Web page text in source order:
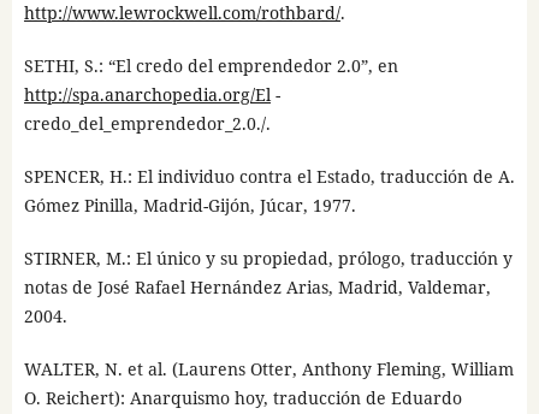
http://www.lewrockwell.com/rothbard/.
SETHI, S.: “El credo del emprendedor 2.0”, en
http://spa.anarchopedia.org/El-
credo_del_emprendedor_2.0./.
SPENCER, H.: El individuo contra el Estado, traducción de A.
Gómez Pinilla, Madrid-Gijón, Júcar, 1977.
STIRNER, M.: El único y su propiedad, prólogo, traducción y
notas de José Rafael Hernández Arias, Madrid, Valdemar,
2004.
WALTER, N. et al. (Laurens Otter, Anthony Fleming, William
O. Reichert): Anarquismo hoy, traducción de Eduardo